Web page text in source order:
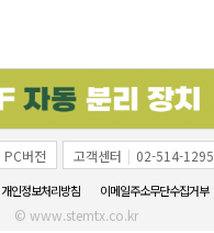
PC버전 고객센터 | 02-514-1295
개인정보처리방침 이메일주소무단수집거부
© www.stemtx.co.kr